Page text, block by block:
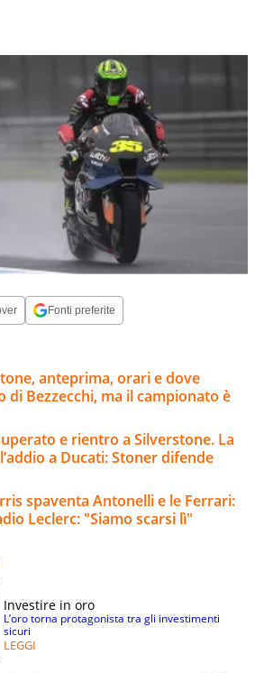
Fonti preferite
anteprima, orari e dove
Bezzecchi, ma il campionato è
e rientro a Silverstone. La
a Ducati: Stoner difende
spaventa Antonelli e le Ferrari:
Leclerc: "Siamo scarsi lì"
Investire in oro
L’oro torna protagonista tra gli investimenti
sicuri
LEGGI